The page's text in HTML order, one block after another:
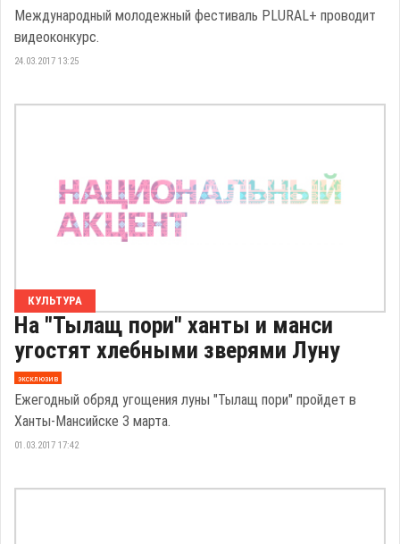
Международный молодежный фестиваль PLURAL+ проводит
видеоконкурс.
24.03.2017 13:25
КУЛЬТУРА
На "Тылащ пори" ханты и манси
угостят хлебными зверями Луну
эксклюзив
Ежегодный обряд угощения луны "Тылащ пори" пройдет в
Ханты-Мансийске 3 марта.
01.03.2017 17:42